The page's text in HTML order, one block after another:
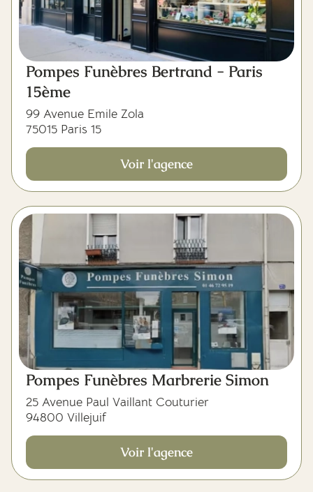
Pompes Funèbres Bertrand - Paris
15ème
99 Avenue Emile Zola
75015 Paris 15
Voir l'agence
Pompes Funèbres Marbrerie Simon
25 Avenue Paul Vaillant Couturier
94800 Villejuif
Voir l'agence